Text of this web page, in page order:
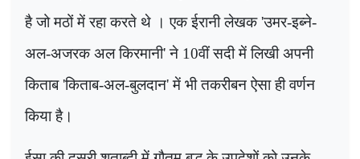
है जो मठों में रहा करते थे । एक ईरानी लेखक'उमर-इब्ने-
अल-अजरक अल किरमानी'ने 10वीं सदी में लिखी अपनी
किताब'किताब-अल-बुलदान'में भी तकरीबन ऐसा ही वर्णन
किया है।